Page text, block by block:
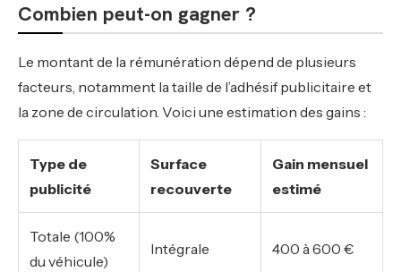
Combien peut-on gagner ?
Le montant de la rémunération dépend de plusieurs
facteurs, notamment la taille de l’adhésif publicitaire et
la zone de circulation. Voici une estimation des gains :
Type de
publicité
Surface
recouverte
Gain mensuel
estimé
Totale (100%
du véhicule)
Intégrale 400 à 600 €